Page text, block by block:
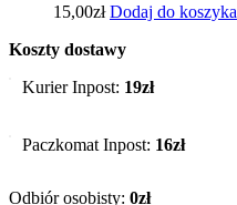
15,00zł Dodaj do koszyka
Koszty dostawy
Kurier Inpost: 19zł
Paczkomat Inpost: 16zł
Odbiór osobisty: 0zł